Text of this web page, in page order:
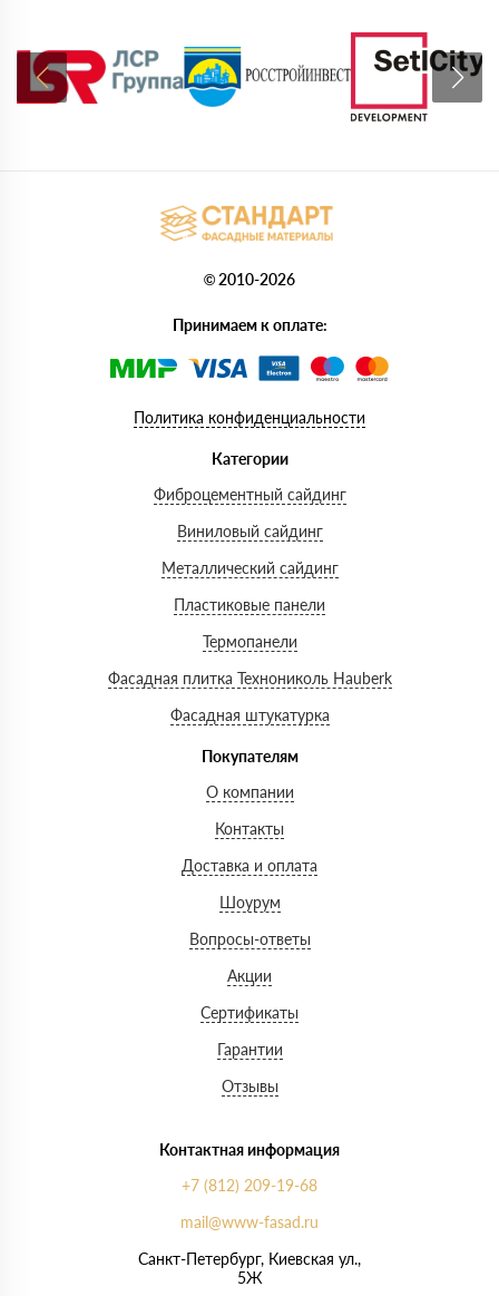
© 2010-2026
Принимаем к оплате:
Политика конфиденциальности
Категории
Фиброцементный сайдинг
Виниловый сайдинг
Металлический сайдинг
Пластиковые панели
Термопанели
Фасадная плитка Технониколь Hauberk
Фасадная штукатурка
Покупателям
О компании
Контакты
Доставка и оплата
Шоурум
Вопросы-ответы
Акции
Сертификаты
Гарантии
Отзывы
Контактная информация
+7 (812) 209-19-68
mail@www-fasad.ru
Санкт-Петербург, ​Киевская ул.,
5Ж